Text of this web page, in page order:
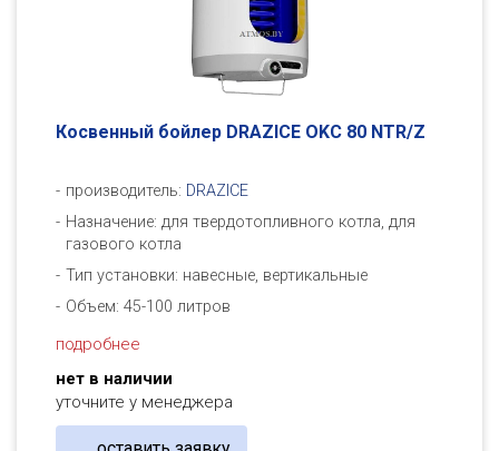
Косвенный бойлер DRAZICE OKC 80 NTR/Z
производитель: DRAZICE
Назначение: для твердотопливного котла, для
газового котла
Тип установки: навесные, вертикальные
Объем: 45-100 литров
подробнее
нет в наличии
уточните у менеджера